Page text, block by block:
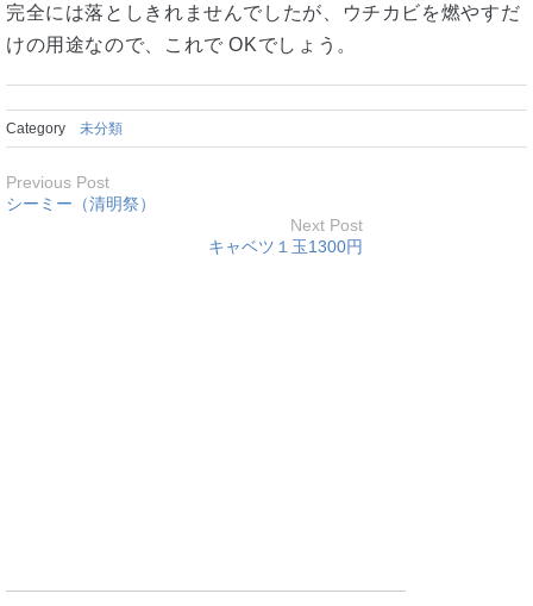
完全には落としきれませんでしたが、ウチカビを燃やすだ
けの用途なので、これで OKでしょう。
Category 未分類
Previous Post
シーミー（清明祭）
Next Post
キャベツ１玉1300円